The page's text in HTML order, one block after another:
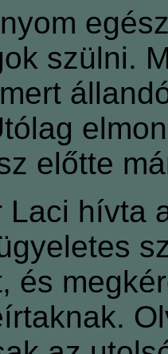
szülni.
előtte
Laci hívta
és